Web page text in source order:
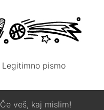
Legitimno pismo
Če veš, kaj mislim!